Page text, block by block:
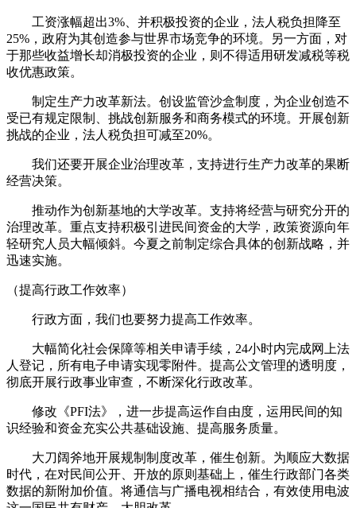
工资涨幅超出3%、并积极投资的企业，法人税负担降至
25%，政府为其创造参与世界市场竞争的环境。另一方面，对
于那些收益增长却消极投资的企业，则不得适用研发减税等税
收优惠政策。
制定生产力改革新法。创设监管沙盒制度，为企业创造不
受已有规定限制、挑战创新服务和商务模式的环境。开展创新
挑战的企业，法人税负担可减至20%。
我们还要开展企业治理改革，支持进行生产力改革的果断
经营决策。
推动作为创新基地的大学改革。支持将经营与研究分开的
治理改革。重点支持积极引进民间资金的大学，政策资源向年
轻研究人员大幅倾斜。今夏之前制定综合具体的创新战略，并
迅速实施。
（提高行政工作效率）
行政方面，我们也要努力提高工作效率。
大幅简化社会保障等相关申请手续，24小时内完成网上法
人登记，所有电子申请实现零附件。提高公文管理的透明度，
彻底开展行政事业审查，不断深化行政改革。
修改《PFI法》，进一步提高运作自由度，运用民间的知
识经验和资金充实公共基础设施、提高服务质量。
大刀阔斧地开展规制制度改革，催生创新。为顺应大数据
时代，在对民间公开、开放的原则基础上，催生行政部门各类
数据的新附加价值。将通信与广播电视相结合，有效使用电波